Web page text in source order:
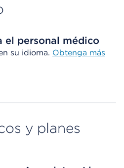
el personal médico
su idioma. Obtenga más
y planes